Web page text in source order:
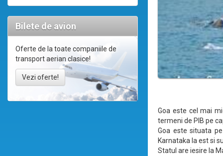
Bilete de avion
Oferte de la toate companiile de
transport aerian clasice!
Vezi oferte!
Goa este cel mai
termeni de PIB pe
Goa este situata
Karnataka la est si
Statul are iesire la